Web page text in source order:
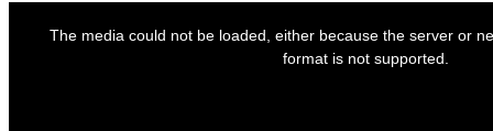
The media could not be loaded, either because the server or
format is not supported.